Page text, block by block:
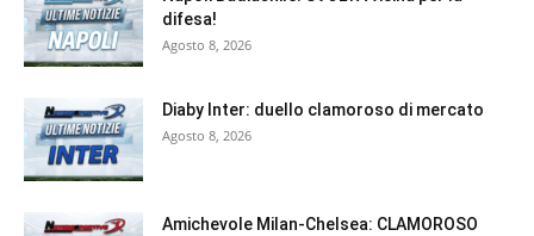
difesa!
Agosto 8, 2026
Diaby Inter: duello clamoroso di mercato
Agosto 8, 2026
Amichevole Milan-Chelsea: CLAMOROSO